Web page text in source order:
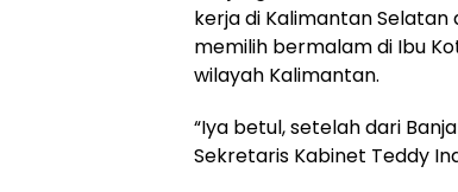
kerja di Kalimantan Selatan
memilih bermalam di Ibu
wilayah Kalimantan.
“Iya betul, setelah dari
Sekretaris Kabinet Teddy